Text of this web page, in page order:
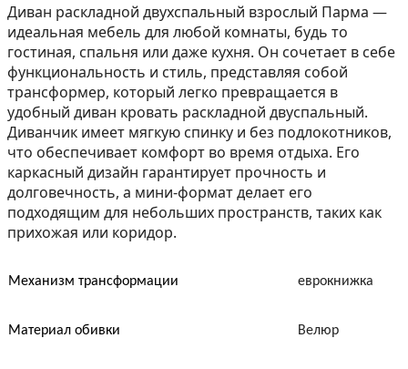
Диван раскладной двухспальный взрослый Парма —
идеальная мебель для любой комнаты, будь то
гостиная, спальня или даже кухня. Он сочетает в себе
функциональность и стиль, представляя собой
трансформер, который легко превращается в
удобный диван кровать раскладной двуспальный.
Диванчик имеет мягкую спинку и без подлокотников,
что обеспечивает комфорт во время отдыха. Его
каркасный дизайн гарантирует прочность и
долговечность, а мини-формат делает его
подходящим для небольших пространств, таких как
прихожая или коридор.
Механизм трансформации еврокнижка
Материал обивки Велюр